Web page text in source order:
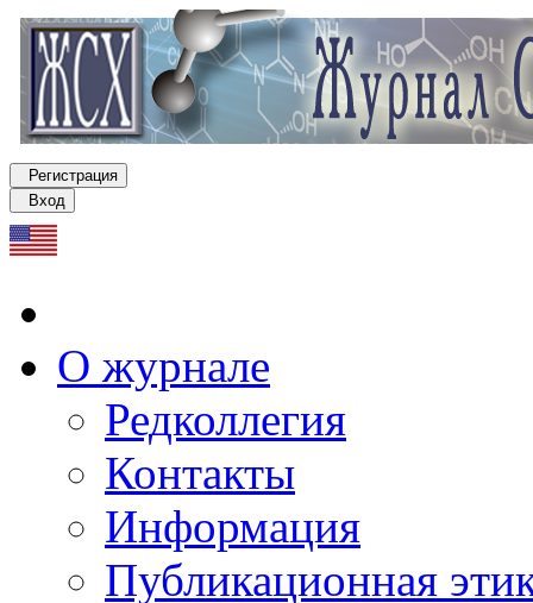
Регистрация
Вход
О журнале
Редколлегия
Контакты
Информация
Публикационная